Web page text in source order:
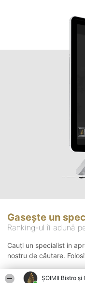
ȘOIMII Bistro și
Gasește un
Ranking-ul îi adună
Cauți un specialist in
nostru de căutare.